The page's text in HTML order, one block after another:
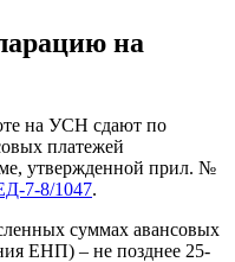
на
на УСН сдают по
платежей
утвержденной прил. №
7-8/1047.
суммах авансовых
ЕНП) – не позднее 25-